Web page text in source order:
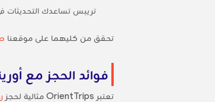
تريبس تساعدك
تحقق من كليهما على موقعنا
فوائد الحجز مع
تعتبر OrientTrips مثالية لحجز